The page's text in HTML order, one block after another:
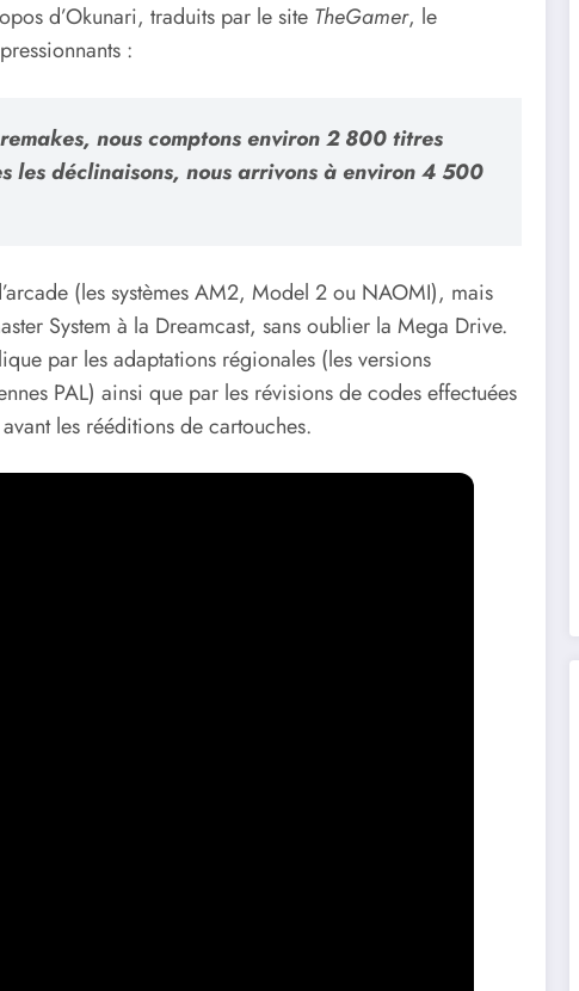
d’Okunari, traduits par le site TheGamer, le
:
nous comptons environ 2 800 titres
les déclinaisons, nous arrivons à environ 4 500
(les systèmes AM2, Model 2 ou NAOMI), mais
System à la Dreamcast, sans oublier la Mega Drive.
par les adaptations régionales (les versions
PAL) ainsi que par les révisions de codes effectuées
les rééditions de cartouches.